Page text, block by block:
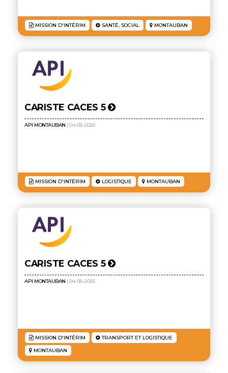
MISSION D'INTÉRIM SANTÉ, SOCIAL MONTAUBAN
CARISTE CACES 5
API MONTAUBAN | 04-08-2026
MISSION D'INTÉRIM LOGISTIQUE MONTAUBAN
CARISTE CACES 5
API MONTAUBAN | 04-08-2026
MISSION D'INTÉRIM
TRANSPORT ET LOGISTIQUE
MONTAUBAN